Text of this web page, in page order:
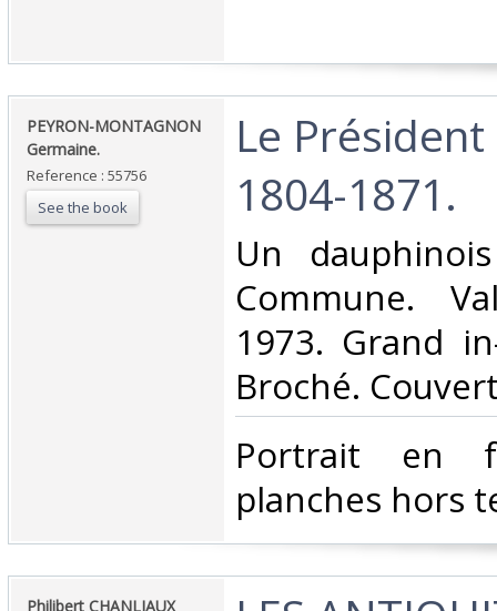
‎PEYRON-MONTAGNON
Germaine.‎
Reference : 55756
See the book
‎Le
1804-1871.‎
‎Un
Commune.
1973. Grand
Broché.
‎Portrait en
planches hors
‎Philibert CHANLIAUX‎